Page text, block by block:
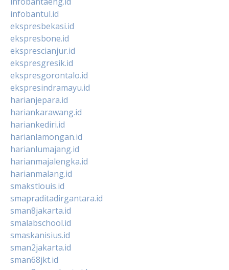
infobantul.id
ekspresbekasi.id
ekspresbone.id
eksprescianjur.id
ekspresgresik.id
ekspresgorontalo.id
ekspresindramayu.id
harianjepara.id
hariankarawang.id
hariankediri.id
harianlamongan.id
harianlumajang.id
harianmajalengka.id
harianmalang.id
smakstlouis.id
smapraditadirgantara.id
sman8jakarta.id
smalabschool.id
smaskanisius.id
sman2jakarta.id
sman68jkt.id